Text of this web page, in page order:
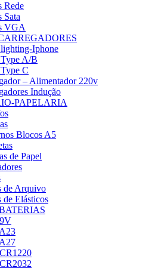
Rede
Sata
VGA
Iphone
A/B
C
– Alimentador 220v
Indução
PAPELARIA
Blocos A5
de Papel
de Arquivo
de Elásticos